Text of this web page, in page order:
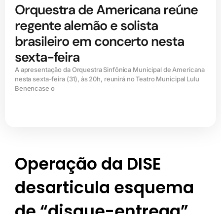
Orquestra de Americana reúne
regente alemão e solista
brasileiro em concerto nesta
sexta-feira
A apresentação da Orquestra Sinfônica Municipal de Americana
nesta sexta-feira (31), às 20h, reunirá no Teatro Municipal Lulu
Benencase o
Operação da DISE
desarticula esquema